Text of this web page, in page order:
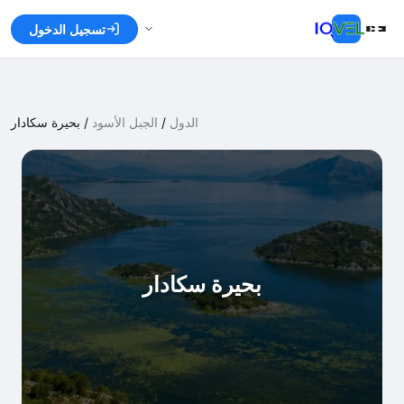
تسجيل الدخول
الدول / الجبل الأسود / بحيرة سكادار
بحيرة سكادار